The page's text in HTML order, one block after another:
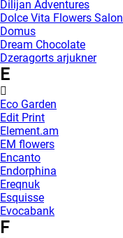
Dilijan Adventures
Dolce Vita Flowers Salon
Domus
Dream Chocolate
Dzeragorts arjukner
E
Eco Garden
Edit Print
Element.am
EM flowers
Encanto
Endorphina
Ereqnuk
Esquisse
Evocabank
F